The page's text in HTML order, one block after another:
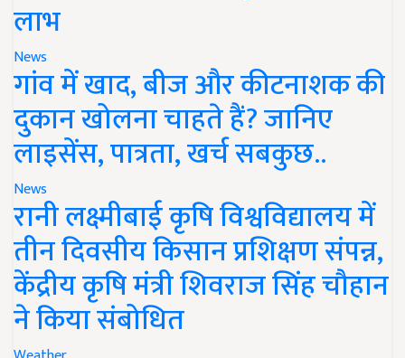
लाभ
News
गांव में खाद, बीज और कीटनाशक की
दुकान खोलना चाहते हैं? जानिए
लाइसेंस, पात्रता, खर्च सबकुछ..
News
रानी लक्ष्मीबाई कृषि विश्वविद्यालय में
तीन दिवसीय किसान प्रशिक्षण संपन्न,
केंद्रीय कृषि मंत्री शिवराज सिंह चौहान
ने किया संबोधित